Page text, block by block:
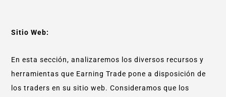
Sitio Web:
En esta sección, analizaremos los diversos recursos y
herramientas que Earning Trade pone a disposición de
los traders en su sitio web. Consideramos que los